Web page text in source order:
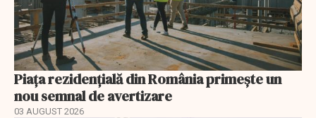
Piața rezidențială din România primește un
nou semnal de avertizare
03 AUGUST 2026